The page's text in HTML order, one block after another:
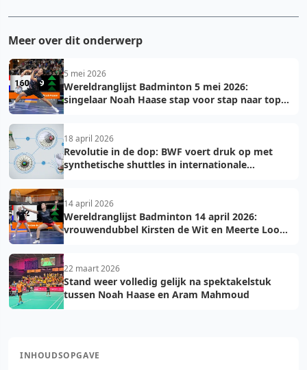
Meer over dit onderwerp
5 mei 2026
Wereldranglijst Badminton 5 mei 2026:
singelaar Noah Haase stap voor stap naar top
18 april 2026
Revolutie in de dop: BWF voert druk op met
synthetische shuttles in internationale
14 april 2026
Wereldranglijst Badminton 14 april 2026:
vrouwendubbel Kirsten de Wit en Meerte Loos
22 maart 2026
Stand weer volledig gelijk na spektakelstuk
tussen Noah Haase en Aram Mahmoud
INHOUDSOPGAVE